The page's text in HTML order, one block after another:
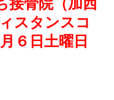
接骨院（加西
スタンスコ
６日土曜日